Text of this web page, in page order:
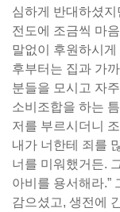
심하게 반대하셨
전도에 조금씩 마
말없이 후원하시게
후부터는 집과 가
분들을 모시고 자
소비조합을 하는
저를 부르시더니
내가 너한테 죄를
너를 미워했거든.
아비를 용서해라.”
감으셨고, 생전에